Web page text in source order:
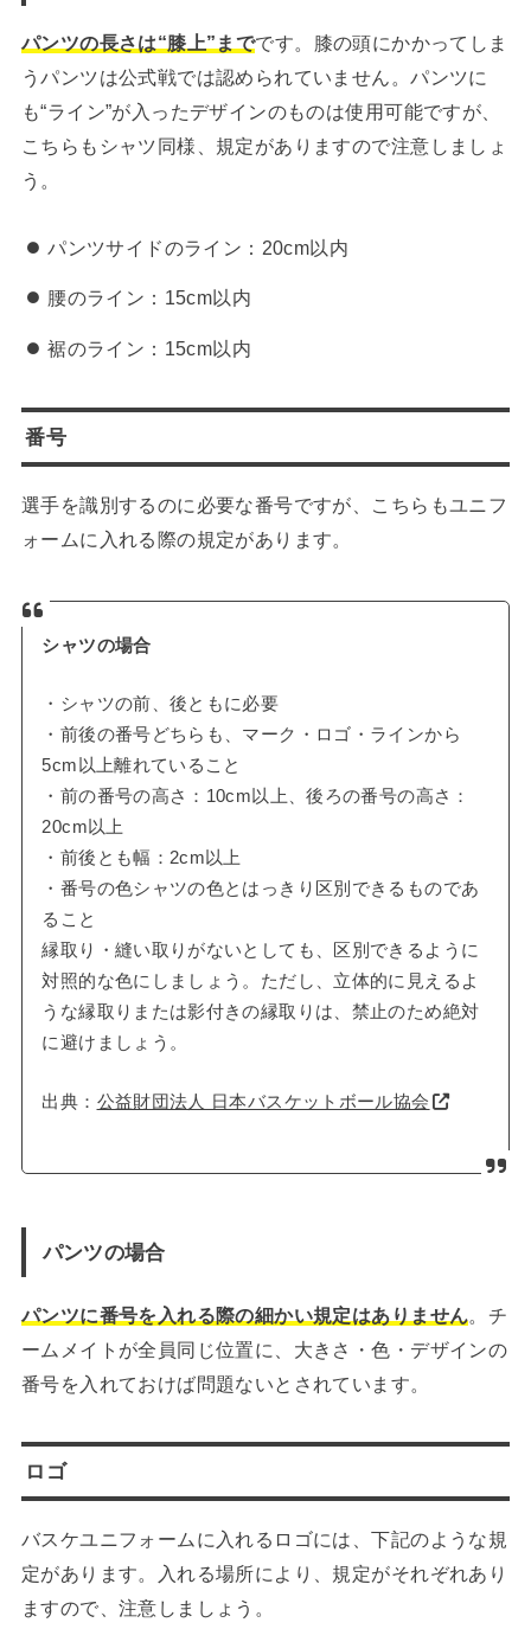
パンツの長さは“膝上”までです。膝の頭にかかってしま
うパンツは公式戦では認められていません。パンツに
も“ライン”が入ったデザインのものは使用可能ですが、
こちらもシャツ同様、規定がありますので注意しましょ
う。
パンツサイドのライン：20cm以内
腰のライン：15cm以内
裾のライン：15cm以内
番号
選手を識別するのに必要な番号ですが、こちらもユニフ
ォームに入れる際の規定があります。
シャツの場合
・シャツの前、後ともに必要
・前後の番号どちらも、マーク・ロゴ・ラインから
5cm以上離れていること
・前の番号の高さ：10cm以上、後ろの番号の高さ：
20cm以上
・前後とも幅：2cm以上
・番号の色シャツの色とはっきり区別できるものであ
ること
縁取り・縫い取りがないとしても、区別できるように
対照的な色にしましょう。ただし、立体的に見えるよ
うな縁取りまたは影付きの縁取りは、禁止のため絶対
に避けましょう。
出典： 公益財団法人 日本バスケットボール協会
パンツの場合
パンツに番号を入れる際の細かい規定はありません 。チ
ームメイトが全員同じ位置に、大きさ・色・デザインの
番号を入れておけば問題ないとされています。
ロゴ
バスケユニフォームに入れるロゴには、下記のような規
定があります。入れる場所により、規定がそれぞれあり
ますので、注意しましょう。